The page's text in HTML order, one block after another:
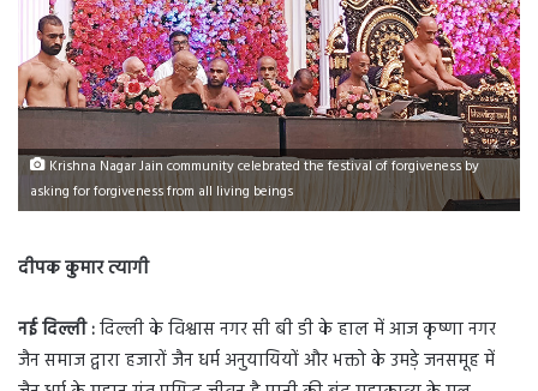
Krishna Nagar Jain community celebrated the festival of forgiveness by
asking for forgiveness from all living beings
दीपक कुमार त्यागी
नई दिल्ली :दिल्ली के विश्वास नगर सी बी डी के हाल में आज कृष्णा नगर
जैन समाज द्वारा हजारों जैन धर्म अनुयायियों और भक्तो के उमड़े जनसमूह में